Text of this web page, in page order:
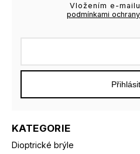
KATEGORIE
Dioptrické brýle
Vložením e-
podmínkami